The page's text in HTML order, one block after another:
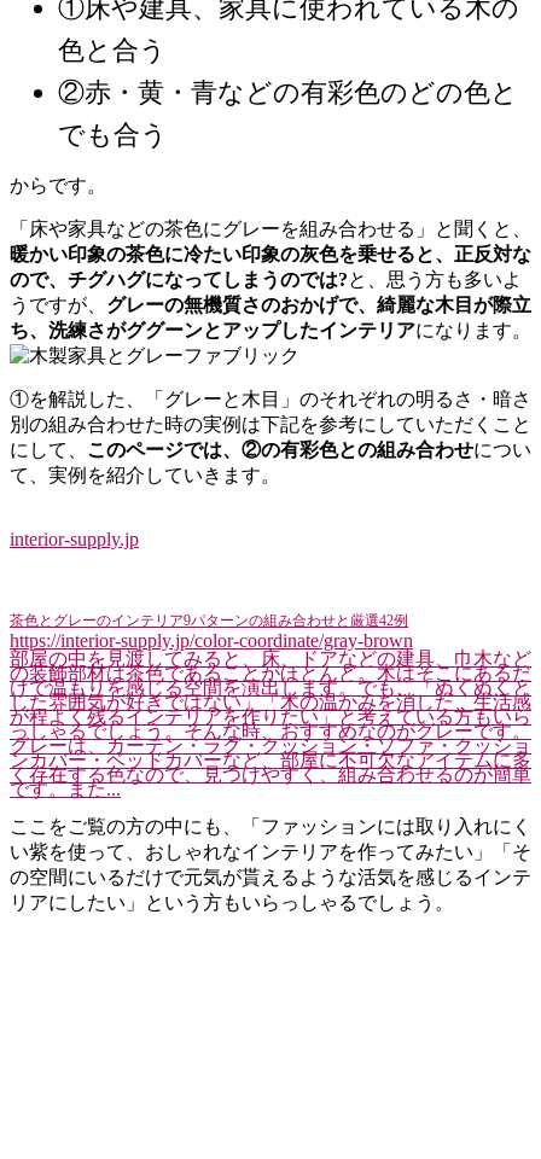
①床や建具、家具に使われている木の
色と合う
②赤・黄・青などの有彩色のどの色と
でも合う
からです。
「床や家具などの茶色にグレーを組み合わせる」と聞くと、
暖かい印象の茶色に冷たい印象の灰色を乗せると、正反対な
ので、チグハグになってしまうのでは?と、思う方も多いよ
うですが、 グレーの無機質さのおかげで、綺麗な木目が際立
ち、洗練さがググーンとアップしたインテリアになります。
①を解説した、「グレーと木目」のそれぞれの明るさ・暗さ
別の組み合わせた時の実例は下記を参考にしていただくこと
にして、 このページでは、②の有彩色との組み合わせについ
て、実例を紹介していきます。
interior-supply.jp
茶色とグレーのインテリア9パターンの組み合わせと厳選42例
https://interior-supply.jp/color-coordinate/gray-brown
部屋の中を見渡してみると、床、ドアなどの建具、巾木など
の装飾部材は茶色であることがほとんど。木はそこにあるだ
けで温もりを感じる空間を演出します。でも、「ぬくぬくと
した雰囲気が好きではない」「木の温かみを消した、生活感
が程よく残るインテリアを作りたい」と考えている方もいら
っしゃるでしょう。そんな時、おすすめなのがグレーです。
グレーは、カーテン・ラグ・クッション・ソファ・クッショ
ンカバー・ベッドカバーなど、部屋に不可欠なアイテムに多
く存在する色なので、見つけやすく、組み合わせるのが簡単
です。また...
ここをご覧の方の中にも、「ファッションには取り入れにく
い紫を使って、おしゃれなインテリアを作ってみたい」「そ
の空間にいるだけで元気が貰えるような活気を感じるインテ
リアにしたい」という方もいらっしゃるでしょう。